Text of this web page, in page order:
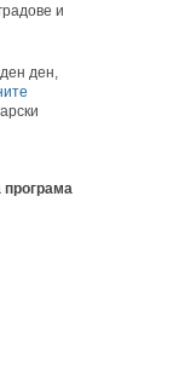
и
ден,
програма